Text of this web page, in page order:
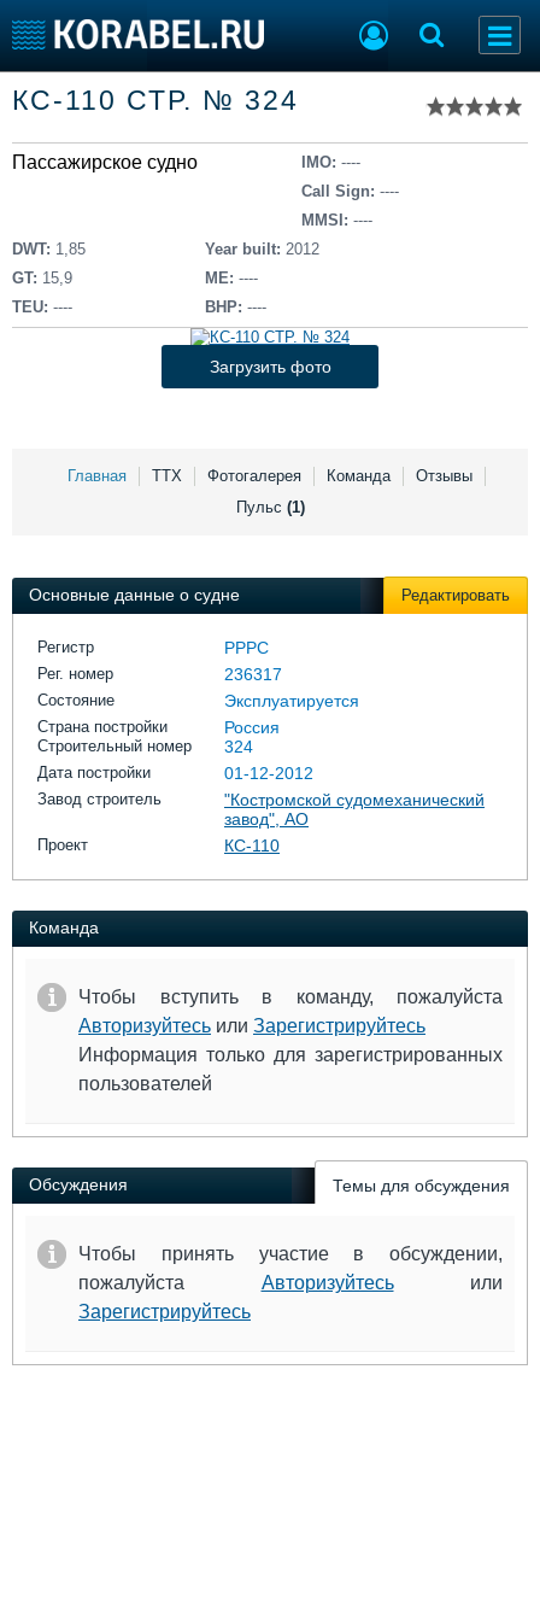
Тип судна
Добавить проект
Последние 100
Пульс
Новости
Компании
Репутация
Торговая площадка
Доска объявлений
Продажа флота
Оборудование
Изделия
Материалы
Услуги
Личности
Флот
Форум
КС-110 СТР. № 324
Пассажирское судно IMO: ----
Call Sign: ----
MMSI: ----
DWT: 1,85
GT: 15,9
TEU: ----
Year built: 2012
ME: ----
BHP: ----
Загрузить фото
Главная ТТХ Фотогалерея Команда
Отзывы
Пульс (1)
Основные данные о судне Редактировать
Регистр РРРС
Рег. номер 236317
Состояние Эксплуатируется
Страна постройки Россия
Строительный номер 324
Дата постройки 01-12-2012
Завод строитель
"Костромской судомеханический
завод", АО
Проект КС-110
Команда
Чтобы вступить в команду, пожалуйста
Авторизуйтесь или Зарегистрируйтесь
Информация только для зарегистрированных
пользователей
Обсуждения Темы для обсуждения
Чтобы принять участие в обсуждении,
пожалуйста Авторизуйтесьили
Зарегистрируйтесь